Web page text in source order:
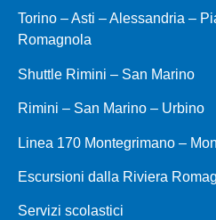
Torino – Asti – Alessandria –
Romagnola
Shuttle Rimini – San Marino
Rimini – San Marino – Urbino
Linea 170 Montegrimano –
Escursioni dalla Riviera
Servizi scolastici